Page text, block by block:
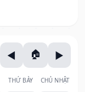
THỨ BẢY CHỦ NHẬT